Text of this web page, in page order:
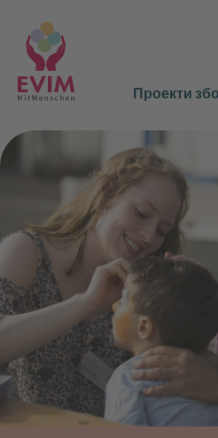
Проекти
будь ласка